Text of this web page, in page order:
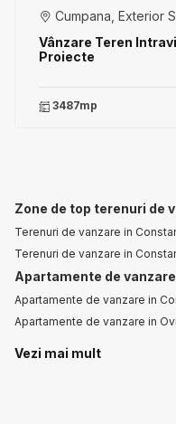
Vânzare Teren
Proiecte
Cumpana, Exterior
3487mp
Zone de top terenuri de
Terenuri de vanzare in
Terenuri de vanzare in
Apartamente de vanzare
Apartamente de vanzare in
Apartamente de vanzare in
Vezi mai mult